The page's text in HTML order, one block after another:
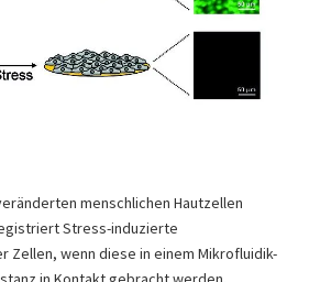
menschlichen Hautzellen
Stress-induzierte
Zellen, wenn diese in einem Mikrofluidik-